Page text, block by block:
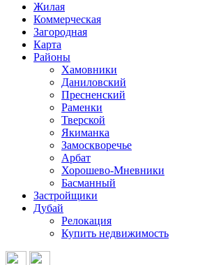
Жилая
Коммерческая
Загородная
Карта
Районы
Хамовники
Даниловский
Пресненский
Раменки
Тверской
Якиманка
Замоскворечье
Арбат
Хорошево-Мневники
Басманный
Застройщики
Дубай
Релокация
Купить недвижимость